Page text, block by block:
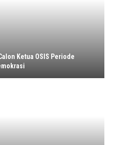
Ketua OSIS Periode